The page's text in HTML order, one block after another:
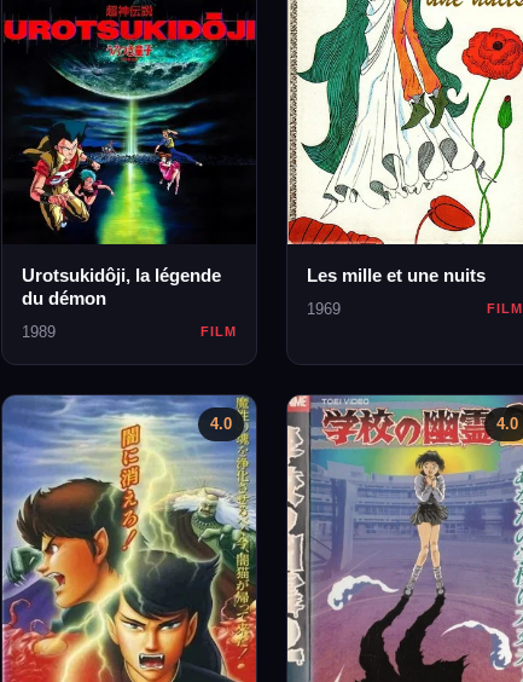
Urotsukidôji, la légende
du démon
1989 FILM
Les mille et une nuits
1969 FILM
4.0 4.0